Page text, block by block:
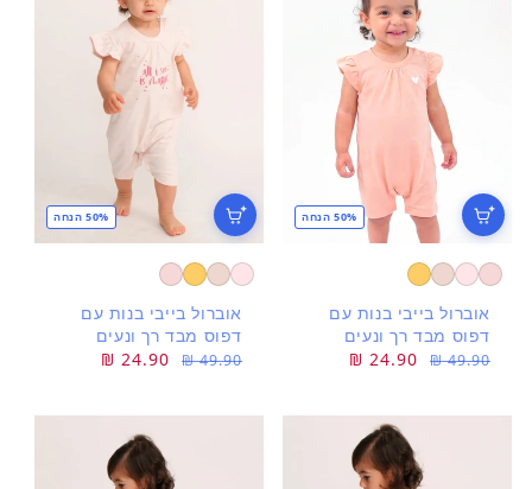
50% הנחה
אוברול בייבי בנות עם
דפוס מבד רך ונעים
מחיר
49.90 ₪
מחיר
24.90 ₪
50% הנחה
אוברול בייבי בנות עם
דפוס מבד רך ונעים
מחיר
49.90 ₪
מחיר
24.90 ₪